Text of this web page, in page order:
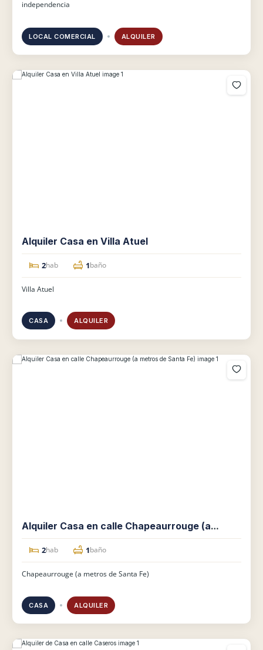
independencia
LOCAL COMERCIAL ALQUILER
Alquiler Casa en Villa Atuel
2hab 1baño
Villa Atuel
CASA ALQUILER
Alquiler Casa en calle Chapeaurrouge (a
metros de Santa Fe)
2hab 1baño
Chapeaurrouge (a metros de Santa Fe)
CASA ALQUILER